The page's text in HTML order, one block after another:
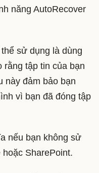
năng AutoRecover
sử dụng là dùng
rằng tập tin của bạn
đảm bảo bạn
vì bạn đã đóng tập
nếu bạn không sử
SharePoint.